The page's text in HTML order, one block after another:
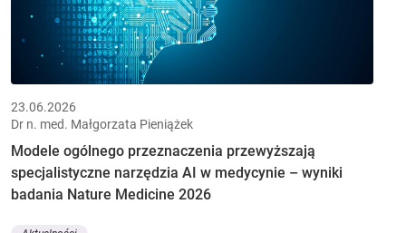
23.06.2026
Dr n. med. Małgorzata Pieniążek
Modele ogólnego przeznaczenia przewyższają
specjalistyczne narzędzia AI w medycynie – wyniki
badania Nature Medicine 2026